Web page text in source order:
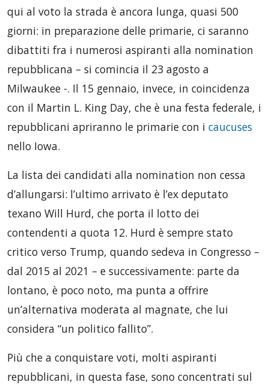
qui al voto la strada è ancora lunga, quasi 500
giorni: in preparazione delle primarie, ci saranno
dibattiti fra i numerosi aspiranti alla nomination
repubblicana – si comincia il 23 agosto a
Milwaukee -. Il 15 gennaio, invece, in coincidenza
con il Martin L. King Day, che è una festa federale, i
repubblicani apriranno le primarie con i caucuses
nello Iowa.
La lista dei candidati alla nomination non cessa
d’allungarsi: l’ultimo arrivato è l’ex deputato
texano Will Hurd, che porta il lotto dei
contendenti a quota 12. Hurd è sempre stato
critico verso Trump, quando sedeva in Congresso –
dal 2015 al 2021 – e successivamente: parte da
lontano, è poco noto, ma punta a offrire
un’alternativa moderata al magnate, che lui
considera “un politico fallito”.
Più che a conquistare voti, molti aspiranti
repubblicani, in questa fase, sono concentrati sul